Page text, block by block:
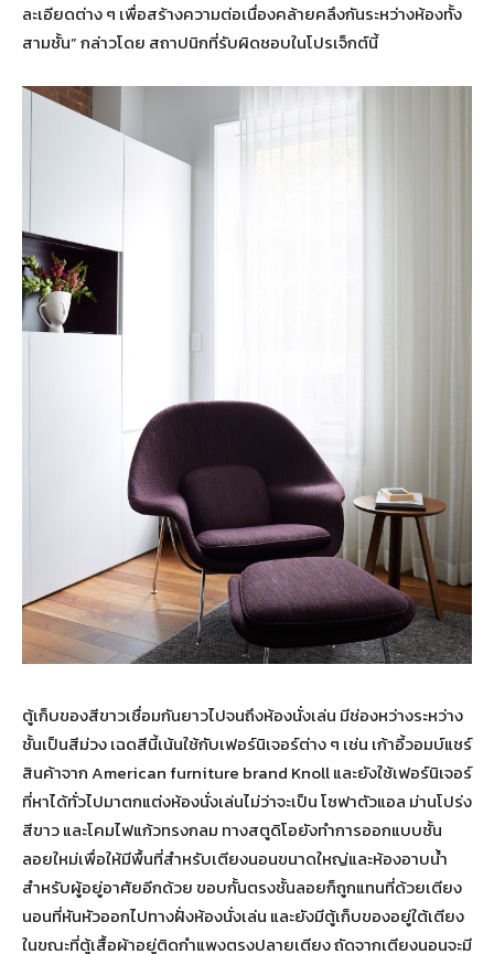
ละเอียดต่าง ๆ เพื่อสร้างความต่อเนื่องคล้ายคลึงกันระหว่างห้องทั้ง
สามชั้น” กล่าวโดย สถาปนิกที่รับผิดชอบในโปรเจ็กต์นี้
ตู้เก็บของสีขาวเชื่อมกันยาวไปจนถึงห้องนั่งเล่น มีช่องหว่างระหว่าง
ชั้นเป็นสีม่วง เฉดสีนี้เน้นใช้กับเฟอร์นิเจอร์ต่าง ๆ เช่น เก้าอี้วอมบ์แชร์
สินค้าจาก American furniture brand Knoll และยังใช้เฟอร์นิเจอร์
ที่หาได้ทั่วไปมาตกแต่งห้องนั่งเล่นไม่ว่าจะเป็น โซฟาตัวแอล ม่านโปร่ง
สีขาว และโคมไฟแก้วทรงกลม ทางสตูดิโอยังทำการออกแบบชั้น
ลอยใหม่เพื่อให้มีพื้นที่สำหรับเตียงนอนขนาดใหญ่และห้องอาบน้ำ
สำหรับผู้อยู่อาศัยอีกด้วย ขอบกั้นตรงชั้นลอยก็ถูกแทนที่ด้วยเตียง
นอนที่หันหัวออกไปทางฝั่งห้องนั่งเล่น และยังมีตู้เก็บของอยู่ใต้เตียง
ในขณะที่ตู้เสื้อผ้าอยู่ติดกำแพงตรงปลายเตียง ถัดจากเตียงนอนจะมี